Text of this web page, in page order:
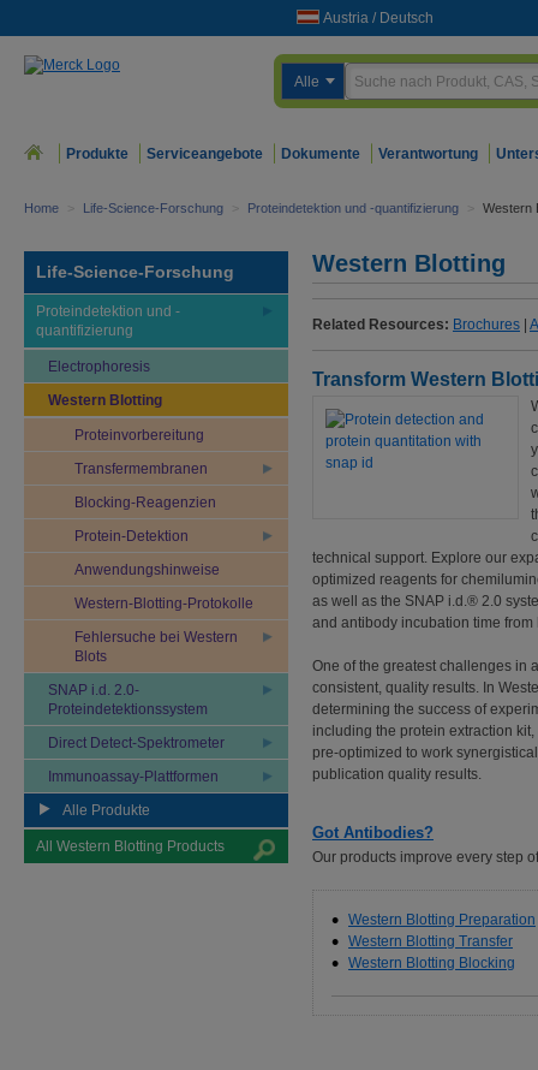
Austria / Deutsch
Alle
Produkte Serviceangebote Dokumente Verantwortung
Home > Life-Science-Forschung > Proteindetektion und -quantifizierung > Western
Life-Science-Forschung
Proteindetektion und -
quantifizierung
Electrophoresis
Western Blotting
Proteinvorbereitung
Transfermembranen
Blocking-Reagenzien
Protein-Detektion
Anwendungshinweise
Western-Blotting-Protokolle
Fehlersuche bei Western
Blots
SNAP i.d. 2.0-
Proteindetektionssystem
Direct Detect-Spektrometer
Immunoassay-Plattformen
Alle Produkte
All Western Blotting Products
Western Blotting
Related Resources: Brochures
Transform Western
technical support. Explore our
optimized reagents for
as well as the SNAP i.d.® 2.0
and antibody incubation time from
One of the greatest challenges in
consistent, quality results. In
determining the success of
including the protein extraction
pre-optimized to work
publication quality results.
Got Antibodies?
Our products improve every step
Western Blotting Preparation
Western Blotting Transfer
Western Blotting Blocking